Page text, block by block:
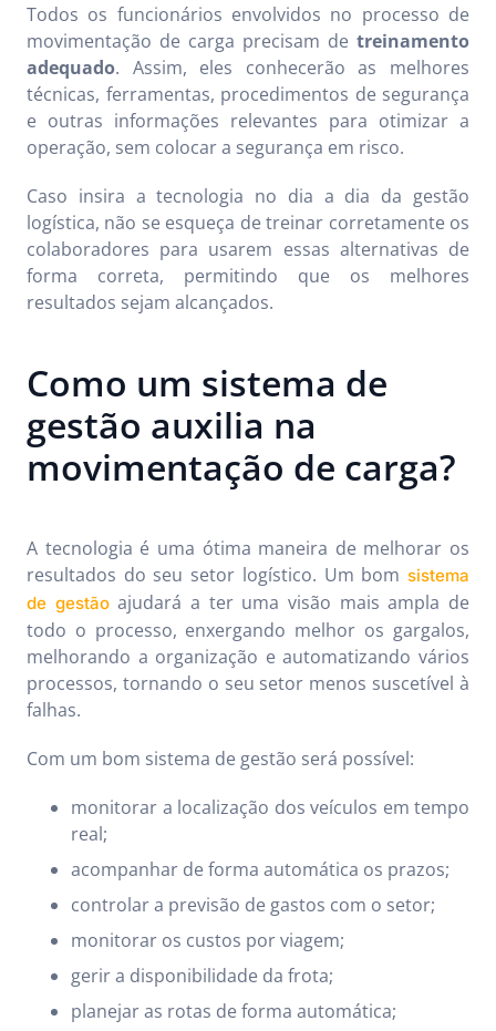
Todos os funcionários envolvidos no processo de
movimentação de carga precisam de treinamento
adequado. Assim, eles conhecerão as melhores
técnicas, ferramentas, procedimentos de segurança
e outras informações relevantes para otimizar a
operação, sem colocar a segurança em risco.
Caso insira a tecnologia no dia a dia da gestão
logística, não se esqueça de treinar corretamente os
colaboradores para usarem essas alternativas de
forma correta, permitindo que os melhores
resultados sejam alcançados.
Como um sistema de
gestão auxilia na
movimentação de carga?
A tecnologia é uma ótima maneira de melhorar os
resultados do seu setor logístico. Um bom sistema
de gestãoajudará a ter uma visão mais ampla de
todo o processo, enxergando melhor os gargalos,
melhorando a organização e automatizando vários
processos, tornando o seu setor menos suscetível à
falhas.
Com um bom sistema de gestão será possível:
monitorar a localização dos veículos em tempo
real;
acompanhar de forma automática os prazos;
controlar a previsão de gastos com o setor;
monitorar os custos por viagem;
gerir a disponibilidade da frota;
planejar as rotas de forma automática;